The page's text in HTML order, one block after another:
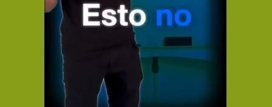
De 10 sports
DeDinero
Confabulario
Aviso Oportuno